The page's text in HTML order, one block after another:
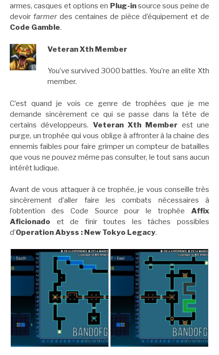
armes, casques et options en Plug-insource sous peine de
devoir farmer des centaines de pièce d’équipement et de
Code Gamble.
Veteran Xth Member
You’ve survived 3000 battles. You’re an elite Xth
member.
C’est quand je vois ce genre de trophées que je me
demande sincèrement ce qui se passe dans la tête de
certains développeurs. Veteran Xth Member est une
purge, un trophée qui vous oblige à affronter à la chaine des
ennemis faibles pour faire grimper un compteur de batailles
que vous ne pouvez même pas consulter, le tout sans aucun
intérêt ludique.
Avant de vous attaquer à ce trophée, je vous conseille très
sincèrement d’aller faire les combats nécessaires à
l’obtention des Code Source pour le trophée Affix
Aficionado et de finir toutes les tâches possibles
d’Operation Abyss : New Tokyo Legacy.